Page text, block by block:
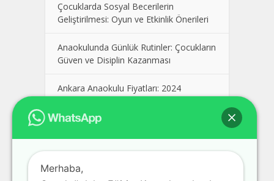
Çocuklarda Sosyal Becerilerin
Geliştirilmesi: Oyun ve Etkinlik Önerileri
Anaokulunda Günlük Rutinler: Çocukların
Güven ve Disiplin Kazanması
Ankara Anaokulu Fiyatları: 2024
Kolej Seçimi Yaparken Dikkat Edilmesi
Dershaneler, Ankara Polatlı Dershane
Merhaba,